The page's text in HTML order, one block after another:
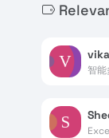
智